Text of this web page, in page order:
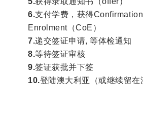
6.支付学费，获得
Enrolment（CoE）
7.递交签证申请, 等体检通知
8.等待签证审核
9.签证获批并下签
10.登陆澳大利亚（或继续留在